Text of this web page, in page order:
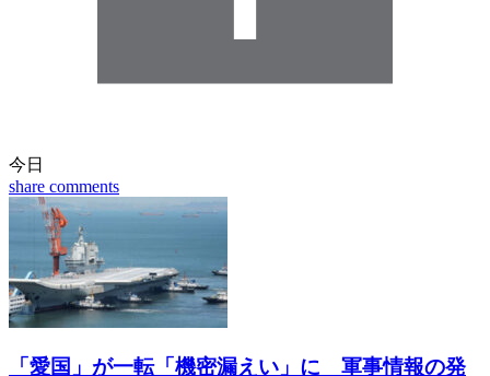
今日
share comments
「愛国」が一転「機密漏えい」に 軍事情報の発